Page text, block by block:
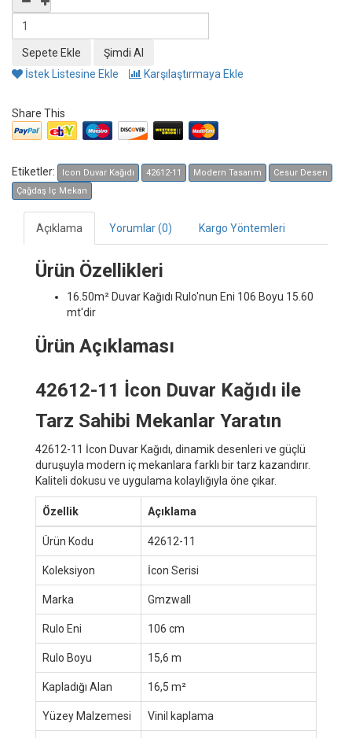
İstek Listesine Ekle Karşılaştırmaya Ekle
Share This
Etiketler: Icon Duvar Kağıdı 42612-11 Modern Tasarım
Cesur Desen
Çağdaş Iç Mekan
Açıklama Yorumlar (0) Kargo Yöntemleri
Ürün Özellikleri
16.50m² Duvar Kağıdı Rulo'nun Eni 106 Boyu 15.60
mt'dir
Ürün Açıklaması
42612-11 İcon Duvar Kağıdı ile
Tarz Sahibi Mekanlar Yaratın
42612-11 İcon Duvar Kağıdı, dinamik desenleri ve güçlü
duruşuyla modern iç mekanlara farklı bir tarz kazandırır.
Kaliteli dokusu ve uygulama kolaylığıyla öne çıkar.
Özellik Açıklama
Ürün Kodu 42612-11
Koleksiyon İcon Serisi
Marka Gmzwall
Rulo Eni 106 cm
Rulo Boyu 15,6 m
Kapladığı Alan 16,5 m²
Yüzey Malzemesi Vinil kaplama